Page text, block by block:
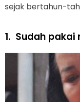
sejak bertahun-
1. Sudah pakai